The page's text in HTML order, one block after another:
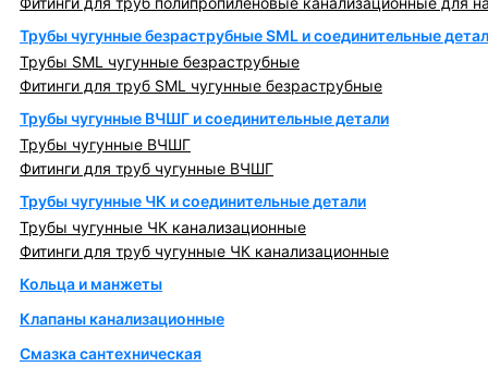
Трубы чугунные безраструбные SML и соединительные
Трубы SML чугунные безраструбные
Фитинги для труб SML чугунные безраструбные
Трубы чугунные ВЧШГ и соединительные детали
Трубы чугунные ВЧШГ
Фитинги для труб чугунные ВЧШГ
Трубы чугунные ЧК и соединительные детали
Трубы чугунные ЧК канализационные
Фитинги для труб чугунные ЧК канализационные
Кольца и манжеты
Клапаны канализационные
Смазка сантехническая